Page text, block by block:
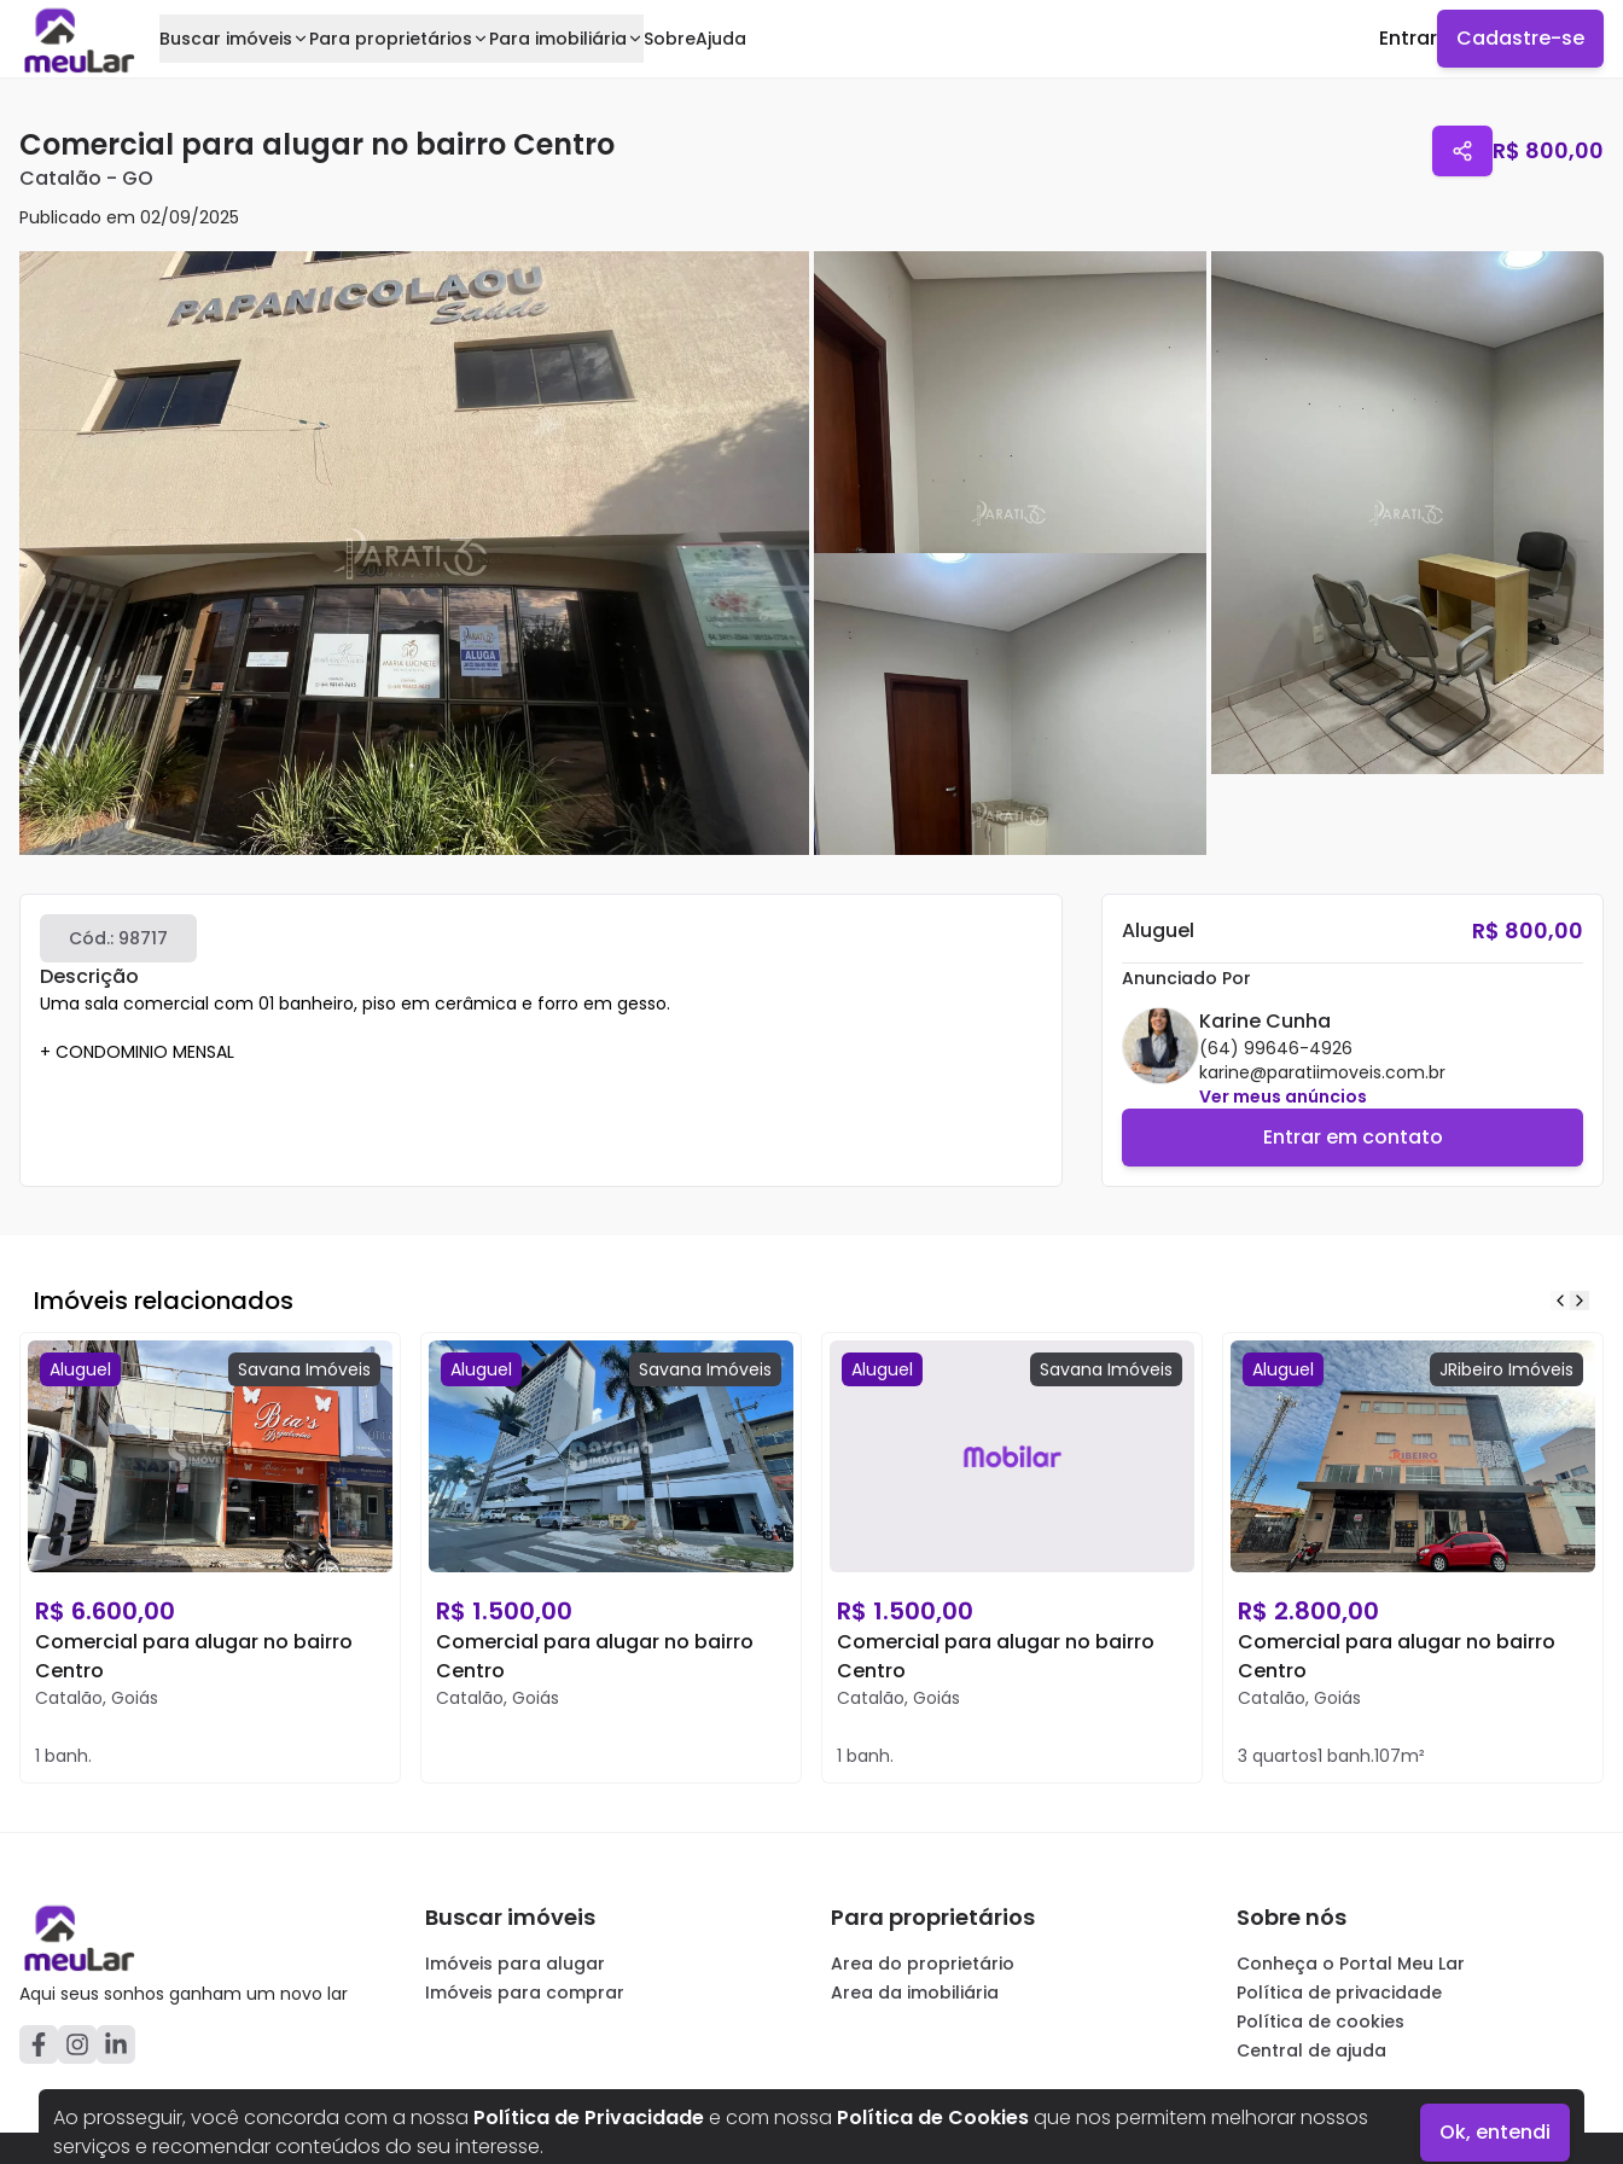
Ao prosseguir, você concorda com a nossa Política de Privacidadee com nossa Política de Cookiesque nos permitem melhorar nossos
serviços e recomendar conteúdos do seu interesse.
Ok, entendi
Buscar imóveis Para proprietários Para imobiliária SobreAjuda Entrar Cadastre-se
Comercial para alugar no bairro Centro
Catalão - GO
Publicado em 02/09/2025
R$ 800,00
Cód.: 98717
Descrição
Uma sala comercial com 01 banheiro, piso em cerâmica e forro em gesso.
+ CONDOMINIO MENSAL
Aluguel R$ 800,00
Anunciado Por
Karine Cunha
(64) 99646-4926
karine@paratiimoveis.com.br
Ver meus anúncios
Entrar em contato
Aluguel Savana Imóveis
R$ 6.600,00
Comercial para alugar no bairro
Centro
Catalão, Goiás
1 banh.
Aluguel Savana Imóveis
R$ 1.500,00
Comercial para alugar no bairro
Centro
Catalão, Goiás
Aluguel Savana Imóveis
R$ 1.500,00
Comercial para alugar no bairro
Centro
Catalão, Goiás
1 banh.
Aluguel JRibeiro Imóveis
R$ 2.800,00
Comercial para alugar no bairro
Centro
Catalão, Goiás
3 quartos1 banh.107m²
Imóveis relacionados
Aqui seus sonhos ganham um novo lar
Buscar imóveis
Imóveis para alugar
Imóveis para comprar
Para proprietários
Area do proprietário
Area da imobiliária
Sobre nós
Conheça o Portal Meu Lar
Política de privacidade
Política de cookies
Central de ajuda